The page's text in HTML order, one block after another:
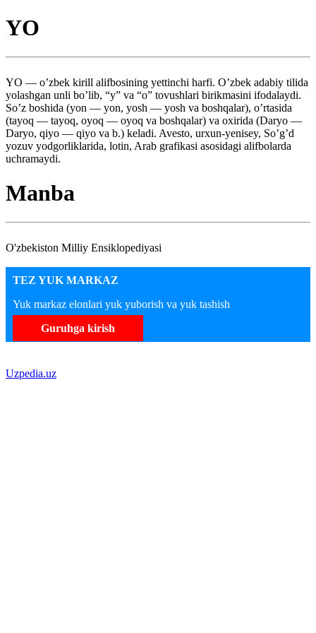
YO
YO — o’zbek kirill alifbosining yettinchi harfi. O’zbek adabiy tilida
yolashgan unli bo’lib, “y” va “o” tovushlari birikmasini ifodalaydi.
So’z boshida (yon — yon, yosh — yosh va boshqalar), o’rtasida
(tayoq — tayoq, oyoq — oyoq va boshqalar) va oxirida (Daryo —
Daryo, qiyo — qiyo va b.) keladi. Avesto, urxun-yenisey, So’g’d
yozuv yodgorliklarida, lotin, Arab grafikasi asosidagi alifbolarda
uchramaydi.
Manba
O'zbekiston Milliy Ensiklopediyasi
TEZ YUK MARKAZ
Yuk markaz elonlari yuk yuborish va yuk tashish
Guruhga kirish
Uzpedia.uz